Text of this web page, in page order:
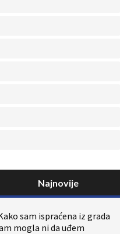
Najnovije
sam ispraćena iz grada
mogla ni da uđem